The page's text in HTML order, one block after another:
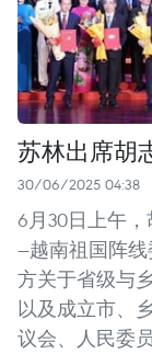
苏林出席胡
30/06/2025 04:38
6月30日上午
—越南祖国阵
方关于省级与
以及成立市、
议会、人民委